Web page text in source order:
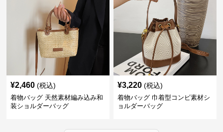
¥2,460 (税込)
着物バッグ 天然素材編み込み和
装ショルダーバッグ
¥3,220 (税込)
着物バッグ 巾着型コンビ素材シ
ョルダーバッグ